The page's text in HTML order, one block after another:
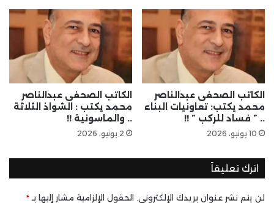
الكاتب الصحفى عبدالناصر
محمد يكتب: تعاونيات البناء
.. ” فساد للركب ” !!
10 يونيو، 2026
الكاتب الصحفى عبدالناصر
محمد يكتب : الشواذ الثلاثة
.. والماسونية !!
2 يونيو، 2026
اترك تعليقاً
لن يتم نشر عنوان بريدك الإلكتروني. الحقول الإلزامية مشار إليها بـ *